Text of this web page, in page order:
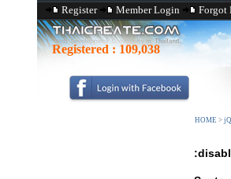
Register Member Login Forgot
Registered : 109,038
HOME >